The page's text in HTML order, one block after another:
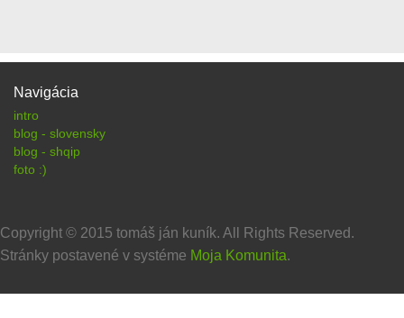
Navigácia
intro
blog - slovensky
blog - shqip
foto :)
Copyright © 2015 tomáš ján kuník. All Rights Reserved.
Stránky postavené v systéme Moja Komunita.